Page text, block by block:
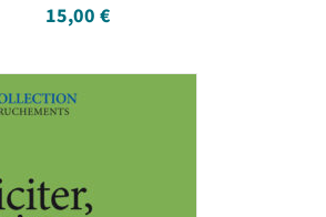
15,00 €